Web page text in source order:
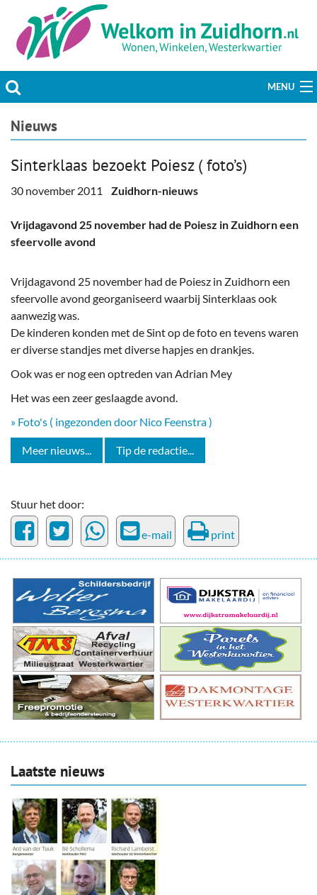
MENU
Actueel
Welzijn & Maatschappij
Bedrijven
Plaats bericht
Nieuws
Sinterklaas bezoekt Poiesz ( foto’s)
30 november 2011 Zuidhorn-nieuws
Vrijdagavond 25 november had de Poiesz in Zuidhorn een
sfeervolle avond
Vrijdagavond 25 november had de Poiesz in Zuidhorn een
sfeervolle avond georganiseerd waarbij Sinterklaas ook
aanwezig was.
De kinderen konden met de Sint op de foto en tevens waren
er diverse standjes met diverse hapjes en drankjes.
Ook was er nog een optreden van Adrian Mey
Het was een zeer geslaagde avond.
» Foto's ( ingezonden door Nico Feenstra )
Meer nieuws... Tip de redactie...
Stuur het door:
e-mail print
Laatste nieuws